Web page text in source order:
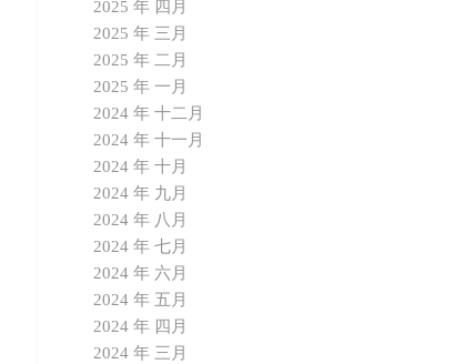
2025 年 四月
2025 年 三月
2025 年 二月
2025 年 一月
2024 年 十二月
2024 年 十一月
2024 年 十月
2024 年 九月
2024 年 八月
2024 年 七月
2024 年 六月
2024 年 五月
2024 年 四月
2024 年 三月